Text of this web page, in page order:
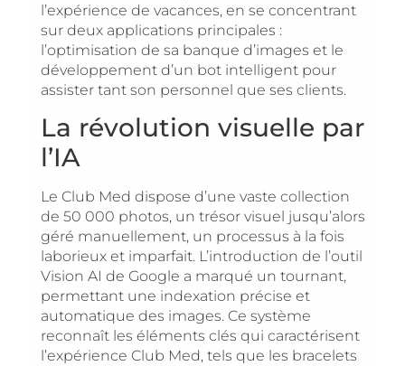
l’expérience de vacances, en se concentrant
sur deux applications principales :
l’optimisation de sa banque d’images et le
développement d’un bot intelligent pour
assister tant son personnel que ses clients.
La révolution visuelle par
l’IA
Le Club Med dispose d’une vaste collection
de 50 000 photos, un trésor visuel jusqu’alors
géré manuellement, un processus à la fois
laborieux et imparfait. L’introduction de l’outil
Vision AI de Google a marqué un tournant,
permettant une indexation précise et
automatique des images. Ce système
reconnaît les éléments clés qui caractérisent
l’expérience Club Med, tels que les bracelets